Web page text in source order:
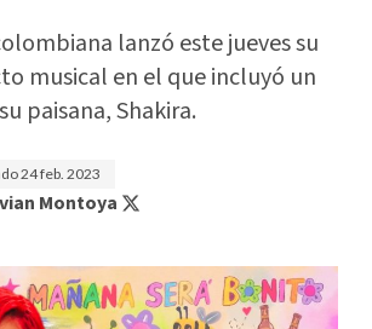
lanzó este jueves su
musical en el que incluyó un
paisana, Shakira.
24 feb. 2023
Montoya